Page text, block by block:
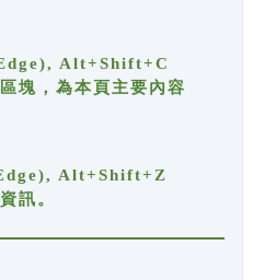
Alt+Shift+C
塊，為本頁主要內容
Alt+Shift+Z
訊。